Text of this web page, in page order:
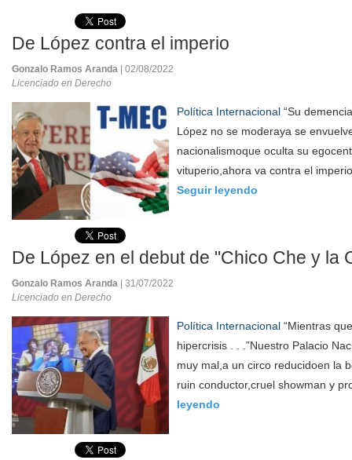
De López contra el imperio
Gonzalo Ramos Aranda
| 02/08/2022
Licenciado en Derecho
Política Internacional “Su
López no se moderaya se
nacionalismoque oculta su
vituperio,ahora va contra el
Seguir leyendo
De López en el debut de "Chico Che y la
Gonzalo Ramos Aranda
| 31/07/2022
Licenciado en Derecho
Política Internacional “Mientras
hipercrisis . . .”Nuestro Palacio
muy mal,a un circo reducidoen la
ruin conductor,cruel showman y
leyendo